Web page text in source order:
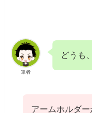
筆者
どうも
アームホルダ